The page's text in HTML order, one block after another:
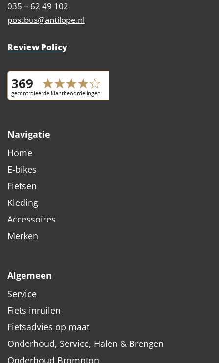
035 – 62 49 102
postbus@antilope.nl
Review Policy
Navigatie
Home
E-bikes
Fietsen
Kleding
Accessoires
Merken
Algemeen
Service
Fiets inruilen
Fietsadvies op maat
Onderhoud, Service, Halen & Brengen
Onderhoud Brompton